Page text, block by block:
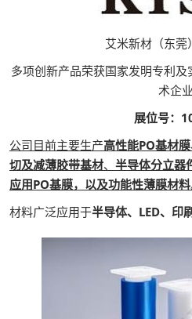
艾米新材（东莞
多项创新产品荣获国家发明专利
术企业
展位号：
公司目前主要生产高性能PO基材
切及减薄胶带基材、 半导体分立器
应用PO基膜，以及功能性薄膜材料
材料广泛应用于半导体、LED、印